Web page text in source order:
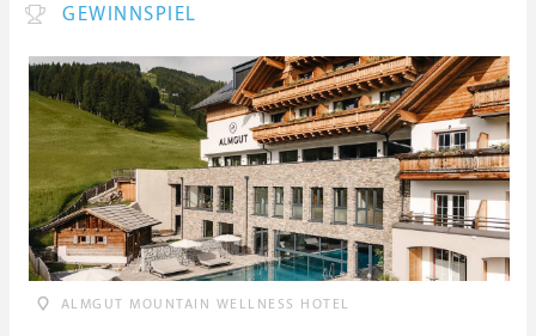
GEWINNSPIEL
ALMGUT MOUNTAIN WELLNESS HOTEL